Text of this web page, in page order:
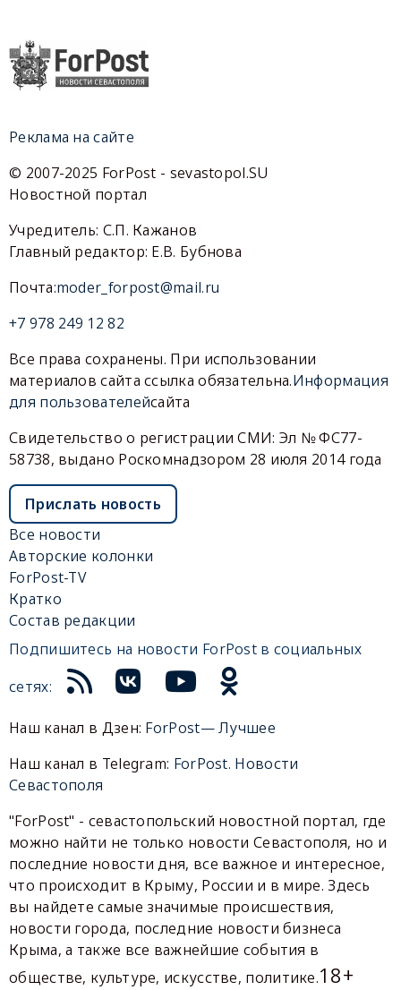
Реклама на сайте
© 2007-2025 ForPost - sevastopol.SU
Новостной портал
Учредитель: С.П. Кажанов
Главный редактор: Е.В. Бубнова
Почта:moder_forpost@mail.ru
+7 978 249 12 82
Все права сохранены. При использовании
материалов сайта ссылка обязательна.Информация
для пользователейсайта
Свидетельство о регистрации СМИ: Эл № ФС77-
58738, выдано Роскомнадзором 28 июля 2014 года
Прислать новость
Все новости
Авторские колонки
ForPost-TV
Кратко
Состав редакции
Подпишитесь на новости ForPost в социальных
сетях:
Наш канал в Дзен: ForPost— Лучшее
Наш канал в Telegram: ForPost. Новости
Севастополя
"ForPost" - севастопольский новостной портал, где
можно найти не только новости Севастополя, но и
последние новости дня, все важное и интересное,
что происходит в Крыму, России и в мире. Здесь
вы найдете самые значимые происшествия,
новости города, последние новости бизнеса
Крыма, а также все важнейшие события в
обществе, культуре, искусстве, политике.18+